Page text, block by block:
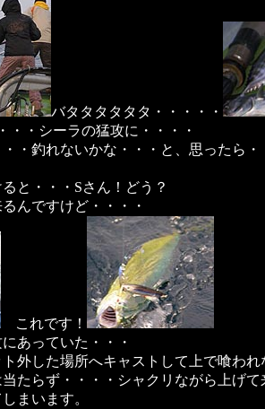
バタタタタタタ・・・・・
・・シーラの猛攻に・・・・
・釣れないかな・・・と、思ったら
と・・・Sさん！どう？
んですけど・・・・
これです！
あっていた・・・
外した場所へキャストして上で喰わ
たらず・・・・シャクリながら上げ
まいます。